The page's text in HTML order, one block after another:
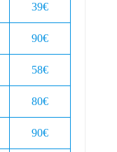
39€
90€
58€
80€
90€